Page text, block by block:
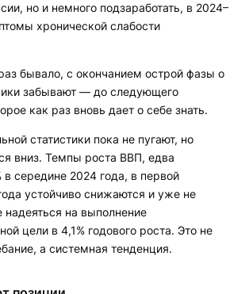
но и немного подзаработать, в 2024–
хронической слабости
бывало, с окончанием острой фазы о
забывают — до следующего
как раз вновь дает о себе знать.
статистики пока не пугают, но
вниз. Темпы роста ВВП, едва
в середине 2024 года, в первой
устойчиво снижаются и уже не
надеяться на выполнение
цели в 4,1% годового роста. Это не
а системная тенденция.